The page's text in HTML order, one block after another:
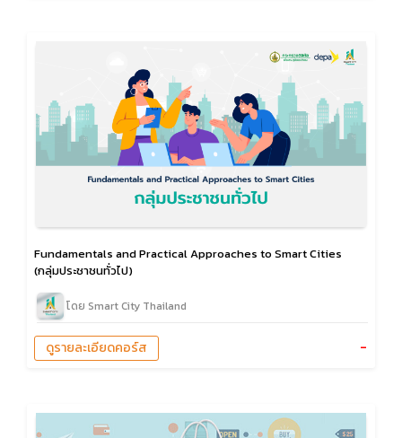
Fundamentals and Practical Approaches to Smart Cities
(กลุ่มประชาชนทั่วไป)
โดย Smart City Thailand
-
ดูรายละเอียดคอร์ส